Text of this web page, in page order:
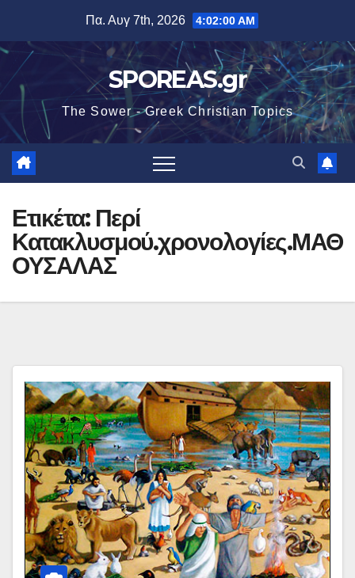
περιεχόμενο
Πα. Αυγ 7th, 2026 4:02:00 AM
SPOREAS.gr
The Sower - Greek Christian Topics
Ετικέτα: Περί
Κατακλυσμού.χρονολογίες.ΜΑΘ
ΟΥΣΑΛΑΣ